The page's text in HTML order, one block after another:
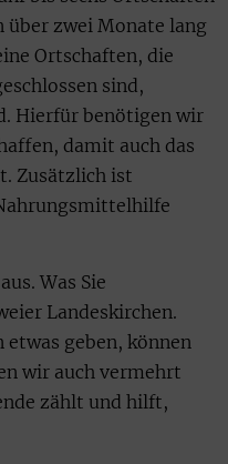
über zwei Monate lang
Ortschaften, die
sind,
Hierfür benötigen wir
damit auch das
Zusätzlich ist
Was Sie
Landeskirchen.
etwas geben, können
wir auch vermehrt
zählt und hilft,